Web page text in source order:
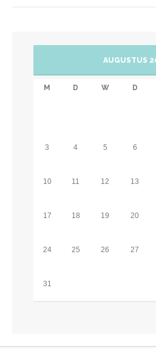
hebben altijd zicht op de entree van de
van de zorgvilla hebben er buiten hun
AUGUSTUS
M D W D
3 4 5 6
10 11 12 13
17 18 19 20
24 25 26 27
31